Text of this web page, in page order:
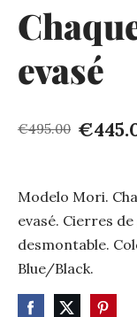
evasé
€495.00
Modelo Mori.
evasé. Cierres
desmontable.
Blue/Black.